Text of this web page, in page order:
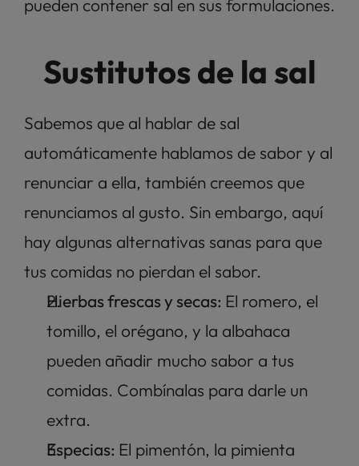
Sustitutos de la sal
Sabemos que al hablar de sal
automáticamente hablamos de sabor y al
renunciar a ella, también creemos que
renunciamos al gusto. Sin embargo, aquí
hay algunas alternativas sanas para que
tus comidas no pierdan el sabor.
Hierbas frescas y secas: El romero, el
tomillo, el orégano, y la albahaca
pueden añadir mucho sabor a tus
comidas. Combínalas para darle un
extra.
Especias: El pimentón, la pimienta